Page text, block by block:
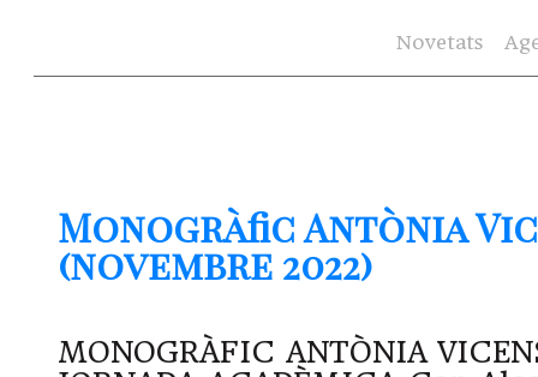
Novetats
Monogràfic Antònia
(novembre 2022)
MONOGRÀFIC ANTÒNIA